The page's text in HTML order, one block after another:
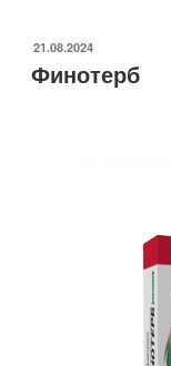
21.08.2024
Финотерб